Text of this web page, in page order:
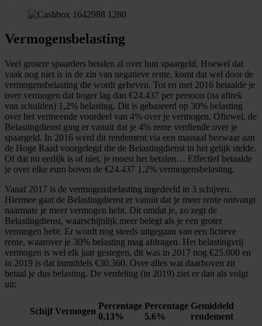
Vermogensbelasting
Veel grotere spaarders betalen al over hun spaargeld. Hoewel dat
vaak nog niet is in de zin van negatieve rente, komt dat wel door de
vermogensbelasting die wordt geheven. Tot en met 2016 betaalde je
over vermogen dat hoger lag dan €24.437 per persoon (na aftrek
van schulden) 1,2% belasting. Dit is gebaseerd op 30% belasting
over het vermeende voordeel van 4% over je vermogen. Oftewel, de
Belastingdienst ging er vanuit dat je 4% rente verdiende over je
spaargeld. In 2016 werd dit rendement via een massaal bezwaar aan
de Hoge Raad voorgelegd die de Belastingdienst in het gelijk stelde.
Of dat nu eerlijk is of niet, je moest het betalen… Effectief betaalde
je over elke euro boven de €24.437 1,2% vermogensbelasting.
Vanaf 2017 is de vermogensbelasting ingedeeld in 3 schijven.
Hiermee gaat de Belastingdienst er vanuit dat je meer rente ontvangt
naarmate je meer vermogen hebt. Dit omdat je, zo zegt de
Belastingdienst, waarschijnlijk meer belegt als je een groter
vermogen hebt. Er wordt nog steeds uitgegaan van een fictieve
rente, waarover je 30% belasting mag afdragen. Het belastingvrij
vermogen is wel elk jaar gestegen, dit was in 2017 nog €25.000 en
in 2019 is dat inmiddels €30.360. Over alles wat daarboven zit
betaal je dus belasting. De verdeling (in 2019) ziet er dan als volgt
uit:
Schijf Vermogen
Percentage
0,13%
Percentage
5,6%
Gemiddeld
rendement